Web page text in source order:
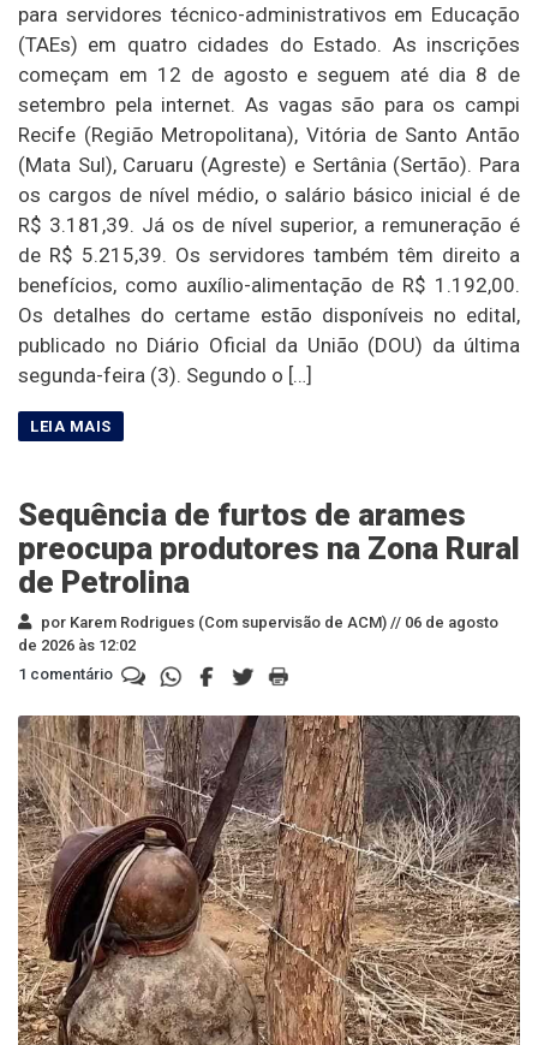
para servidores técnico-administrativos em Educação
(TAEs) em quatro cidades do Estado. As inscrições
começam em 12 de agosto e seguem até dia 8 de
setembro pela internet. As vagas são para os campi
Recife (Região Metropolitana), Vitória de Santo Antão
(Mata Sul), Caruaru (Agreste) e Sertânia (Sertão). Para
os cargos de nível médio, o salário básico inicial é de
R$ 3.181,39. Já os de nível superior, a remuneração é
de R$ 5.215,39. Os servidores também têm direito a
benefícios, como auxílio-alimentação de R$ 1.192,00.
Os detalhes do certame estão disponíveis no edital,
publicado no Diário Oficial da União (DOU) da última
segunda-feira (3). Segundo o […]
Sequência de furtos de arames
preocupa produtores na Zona Rural
de Petrolina
por Karem Rodrigues (Com supervisão de ACM) // 06 de agosto
de 2026 às 12:02
1 comentário